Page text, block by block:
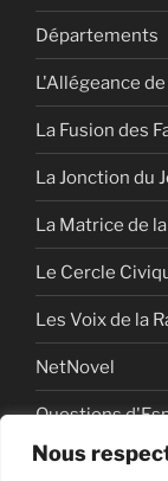
Nous
Départements
L'Allégeance
La Fusion des
La Jonction du
La Matrice de
Le Cercle
Les Voix de la
NetNovel
Questions
Série